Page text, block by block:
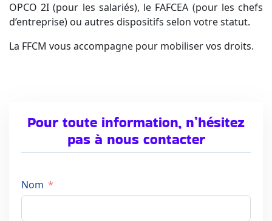
OPCO 2I (pour les salariés), le FAFCEA (pour les chefs
d’entreprise) ou autres dispositifs selon votre statut.
La FFCM vous accompagne pour mobiliser vos droits.
Pour toute information, n’hésitez
pas à nous contacter
Nom